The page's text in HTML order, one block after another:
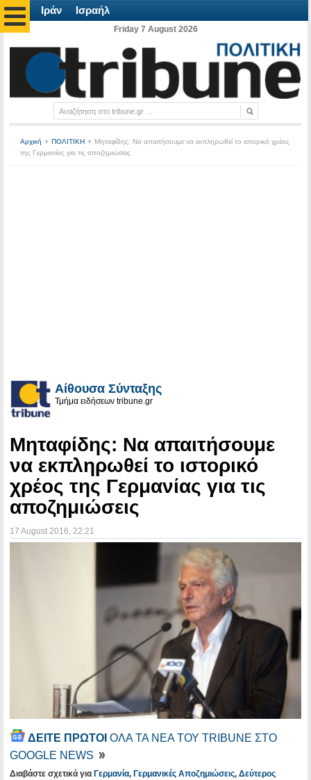
Ιράν Ισραήλ
Friday 7 August 2026
Αρχική ΠΟΛΙΤΙΚΗ
Μηταφίδης: Να απαιτήσουμε να εκπληρωθεί το ιστορικό χρέος
της Γερμανίας για τις αποζημιώσεις
Αίθουσα Σύνταξης
Τμήμα ειδήσεων tribune.gr
Μηταφίδης: Να απαιτήσουμε
να εκπληρωθεί το ιστορικό
χρέος της Γερμανίας για τις
αποζημιώσεις
17 August 2016 , 22:21
ΔΕΙΤΕ ΠΡΩΤΟΙ ΟΛΑ ΤΑ ΝΕΑ ΤΟΥ TRIBUNE ΣΤΟ
GOOGLE NEWS
Διαβάστε σχετικά για Γερμανία, Γερμανικές Αποζημιώσεις, Δεύτερος